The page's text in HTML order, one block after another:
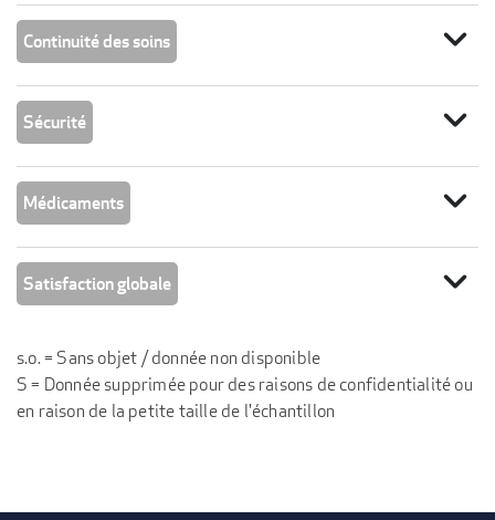
Continuité des soins expand_more
Sécurité expand_more
Médicaments expand_more
Satisfaction globale expand_more
s.o. = Sans objet / donnée non disponible
S = Donnée supprimée pour des raisons de confidentialité ou
en raison de la petite taille de l'échantillon